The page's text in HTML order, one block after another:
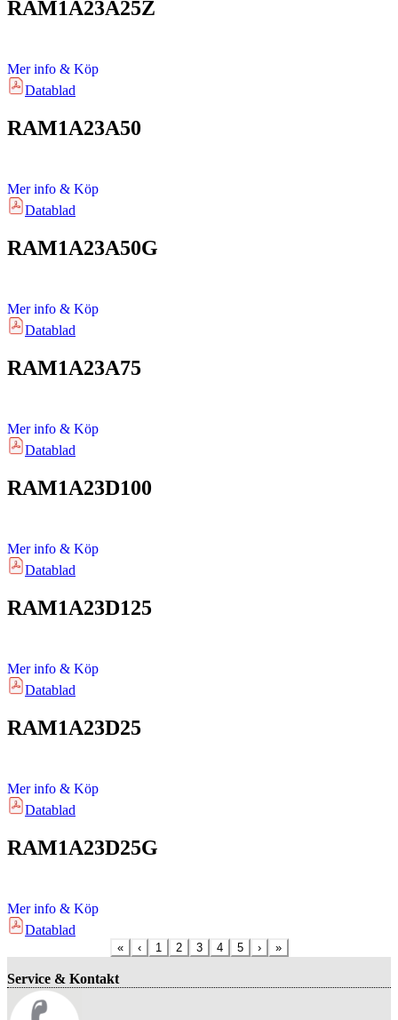
RAM1A23A25Z
Mer info & Köp
Datablad
RAM1A23A50
Mer info & Köp
Datablad
RAM1A23A50G
Mer info & Köp
Datablad
RAM1A23A75
Mer info & Köp
Datablad
RAM1A23D100
Mer info & Köp
Datablad
RAM1A23D125
Mer info & Köp
Datablad
RAM1A23D25
Mer info & Köp
Datablad
RAM1A23D25G
Mer info & Köp
Datablad
« ‹ 1 2 3 4 5 › »
Service & Kontakt